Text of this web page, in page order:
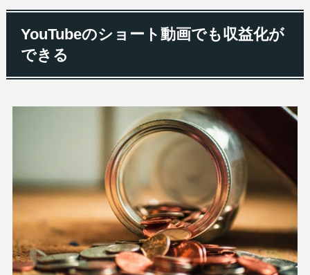
YouTubeのショート動画でも収益化が
できる